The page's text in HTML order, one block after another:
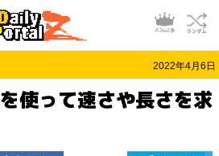
2022年4月6日
使って速さや長さを求